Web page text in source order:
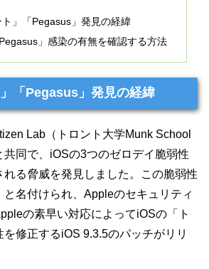
ト」「Pegasus」発見の経緯
」感染の有無を確認する方法
」「Pegasus」発見の経緯
Lab（トロント大学Munk School
共同で、iOSの3つのゼロデイ脆弱性
れる脅威を発見しました。この脆弱性
と名付けられ、Appleのセキュリティ
の素早い対応によってiOSの「ト
修正するiOS 9.3.5のパッチがリリ